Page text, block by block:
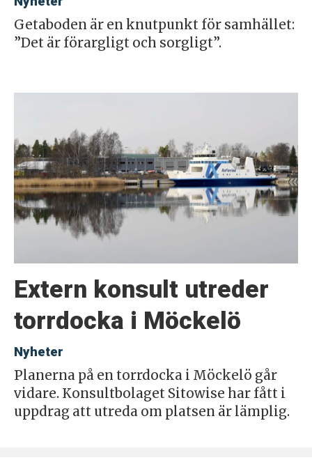
Getaboden är en knutpunkt för samhället:
”Det är förargligt och sorgligt”.
Extern konsult utreder
torrdocka i Möckelö
Nyheter
Planerna på en torrdocka i Möckelö går
vidare. Konsultbolaget Sitowise har fått i
uppdrag att utreda om platsen är lämplig.